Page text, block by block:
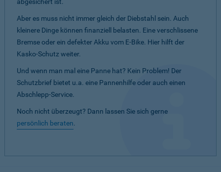
Aber es muss nicht immer gleich der Diebstahl sein. Auch
kleinere Dinge können finanziell belasten. Eine verschlissene
Bremse oder ein defekter Akku vom E-Bike. Hier hilft der
Kasko-Schutz weiter.
Und wenn man mal eine Panne hat? Kein Problem! Der
Schutzbrief bietet u.a. eine Pannenhilfe oder auch einen
Abschlepp-Service.
Noch nicht überzeugt? Dann lassen Sie sich gerne
persönlich beraten.